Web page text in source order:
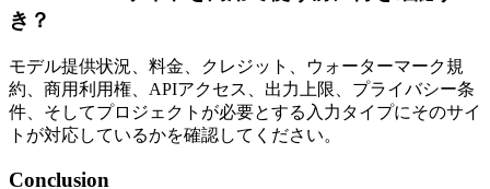
き？
モデル提供状況、料金、クレジット、ウォーターマーク規
約、商用利用権、APIアクセス、出力上限、プライバシー条
件、そしてプロジェクトが必要とする入力タイプにそのサイ
トが対応しているかを確認してください。
Conclusion